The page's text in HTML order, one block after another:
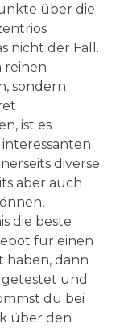
über die
nicht der Fall.
reinen
sondern
ist es
diverse
aber auch
die beste
für einen
haben, dann
getestet und
du bei
über den